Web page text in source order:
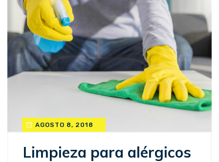
AGOSTO 8, 2018
Limpieza para alérgicos